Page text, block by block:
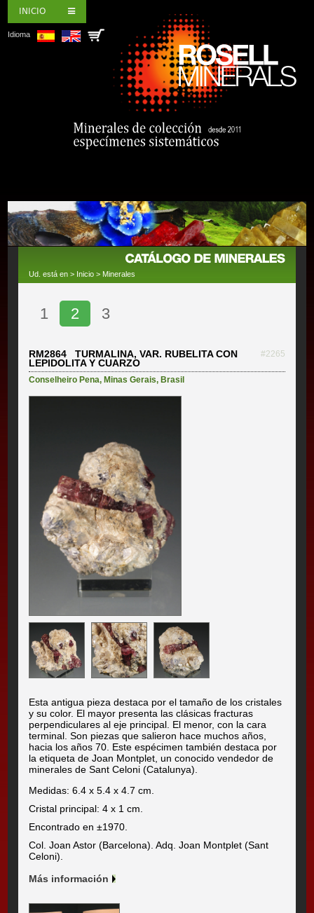
INICIO
Idioma
Ud. está en > Inicio > Minerales
1 2 3
RM2864 TURMALINA, VAR. RUBELITA CON
LEPIDOLITA Y CUARZO
#2265
Conselheiro Pena, Minas Gerais, Brasil
Esta antigua pieza destaca por el tamaño de los cristales
y su color. El mayor presenta las clásicas fracturas
perpendiculares al eje principal. El menor, con la cara
terminal. Son piezas que salieron hace muchos años,
hacia los años 70. Este espécimen también destaca por
la etiqueta de Joan Montplet, un conocido vendedor de
minerales de Sant Celoni (Catalunya).
Medidas: 6.4 x 5.4 x 4.7 cm.
Cristal principal: 4 x 1 cm.
Encontrado en ±1970.
Col. Joan Astor (Barcelona). Adq. Joan Montplet (Sant
Celoni).
Más información